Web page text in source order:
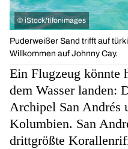
© iStock/tifonimages
Puderweißer Sand trifft auf
Willkommen auf Johnny Cay.
Ein Flugzeug könnte
dem Wasser landen:
Archipel San Andrés
Kolumbien. San
drittgrößte